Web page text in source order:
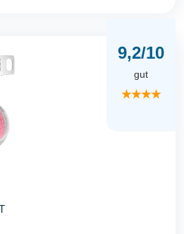
9,2/10
gut
★★★★